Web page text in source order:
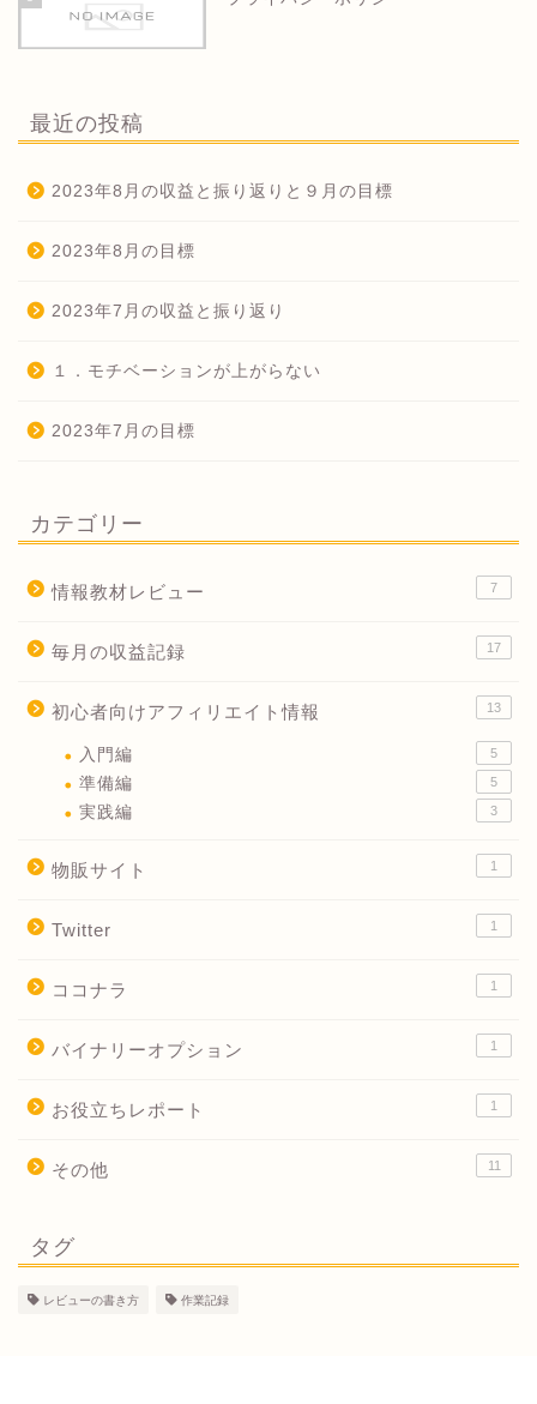
最近の投稿
2023年8月の収益と振り返りと９月の目標
2023年8月の目標
2023年7月の収益と振り返り
１．モチベーションが上がらない
2023年7月の目標
カテゴリー
情報教材レビュー 7
毎月の収益記録 17
初心者向けアフィリエイト情報 13
入門編 5
準備編 5
実践編 3
物販サイト 1
Twitter 1
ココナラ 1
バイナリーオプション 1
お役立ちレポート 1
その他 11
タグ
レビューの書き方 作業記録